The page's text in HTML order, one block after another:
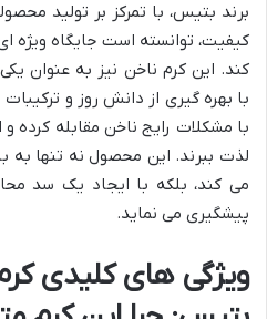
برند بتیس، با تمرکز بر تولید
کیفیت، توانسته است جایگاه
کند. این کرم ناخن نیز به عنوان
با بهره گیری از دانش روز و
با مشکلات رایج ناخن مقابله کرده
لذت ببرند. این محصول نه تنها
می کند، بلکه با ایجاد یک سد
پیشگیری می نماید.
ویژگی های کلیدی